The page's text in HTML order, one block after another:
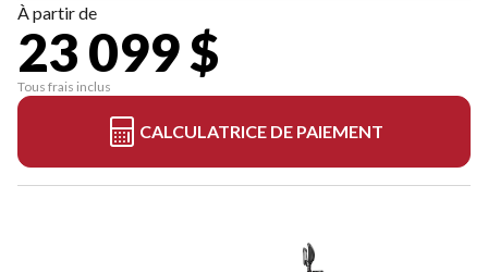
À partir de
23 099 $
Tous frais inclus
CALCULATRICE DE PAIEMENT